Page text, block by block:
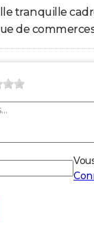
tranquille
de